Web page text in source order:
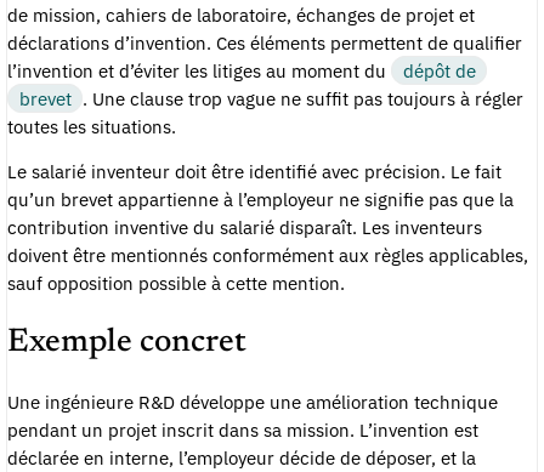
de mission, cahiers de laboratoire, échanges de projet et
déclarations d’invention. Ces éléments permettent de qualifier
l’invention et d’éviter les litiges au moment du
dépôt de
brevet . Une clause trop vague ne suffit pas toujours à régler
toutes les situations.
Le salarié inventeur doit être identifié avec précision. Le fait
qu’un brevet appartienne à l’employeur ne signifie pas que la
contribution inventive du salarié disparaît. Les inventeurs
doivent être mentionnés conformément aux règles applicables,
sauf opposition possible à cette mention.
Exemple concret
Une ingénieure R&D développe une amélioration technique
pendant un projet inscrit dans sa mission. L’invention est
déclarée en interne, l’employeur décide de déposer, et la